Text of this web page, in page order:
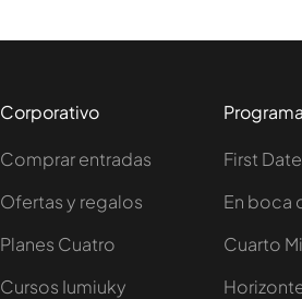
Corporativo
Comprar entradas
Ofertas y regalos
Planes Cuatro
Cursos Iumiuky
First
En boca
Cuarto